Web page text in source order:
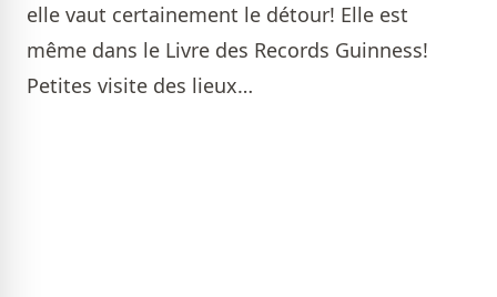
elle vaut certainement le détour! Elle est
même dans le Livre des Records Guinness!
Petites visite des lieux…